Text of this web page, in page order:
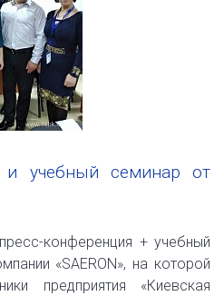
и учебный семинар от
конференция + учебный
«SAERON», на которой
предприятия «Киевская